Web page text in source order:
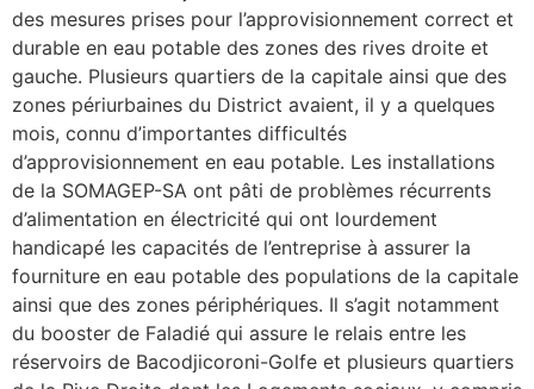
des mesures prises pour l’approvisionnement correct et
durable en eau potable des zones des rives droite et
gauche. Plusieurs quartiers de la capitale ainsi que des
zones périurbaines du District avaient, il y a quelques
mois, connu d’importantes difficultés
d’approvisionnement en eau potable. Les installations
de la SOMAGEP-SA ont pâti de problèmes récurrents
d’alimentation en électricité qui ont lourdement
handicapé les capacités de l’entreprise à assurer la
fourniture en eau potable des populations de la capitale
ainsi que des zones périphériques. Il s’agit notamment
du booster de Faladié qui assure le relais entre les
réservoirs de Bacodjicoroni-Golfe et plusieurs quartiers